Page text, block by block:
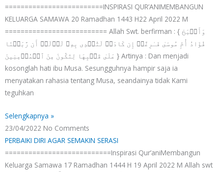
=========================INSPIRASI QUR’ANIMEMBANGUN
KELUARGA SAMAWA 20 Ramadhan 1443 H22 April 2022 M
========================== Allah Swt. berfirman : { وَأَصۡبَحَ
فُؤَادُ أُمِّ مُوسَىٰ فَـٰرِغًاۖ إِن كَادَتۡ لَتُبۡدِی بِهِۦ لَوۡلَاۤ أَن رَّبَطۡنَا
عَلَىٰ قَلۡبِهَا لِتَكُونَ مِنَ ٱلۡمُؤۡمِنِینَ } Artinya : Dan menjadi
kosonglah hati ibu Musa. Sesungguhnya hampir saja ia
menyatakan rahasia tentang Musa, seandainya tidak Kami
teguhkan
Selengkapnya »
23/04/2022 No Comments
PERBAIKI DIRI AGAR SEMAKIN SERASI
===========================Inspirasi Qur’aniMembangun
Keluarga Samawa 17 Ramadhan 1444 H 19 April 2022 M Allah swt